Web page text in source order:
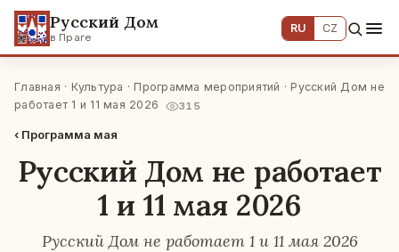
Русский Дом
в Праге
RU CZ
Главная · Культура · Программа мероприятий · Русский Дом не
работает 1 и 11 мая 2026
315
‹ Программа мая
Русский Дом не работает
1 и 11 мая 2026
Русский Дом не работает 1 и 11 мая 2026